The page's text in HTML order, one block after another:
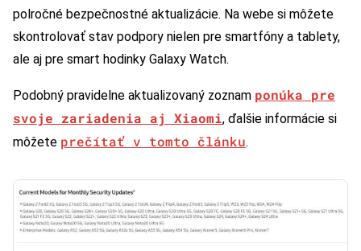
polročné bezpečnostné aktualizácie. Na webe si môžete
skontrolovať stav podpory nielen pre smartfóny a tablety,
ale aj pre smart hodinky Galaxy Watch.
Podobný pravidelne aktualizovaný zoznam ponúka pre
svoje zariadenia aj Xiaomi, ďalšie informácie si
môžete prečítať v tomto článku.